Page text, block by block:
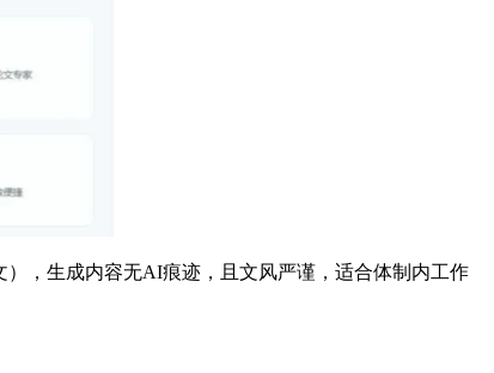
，生成内容无AI痕迹，且文风严谨，适合体制内工作